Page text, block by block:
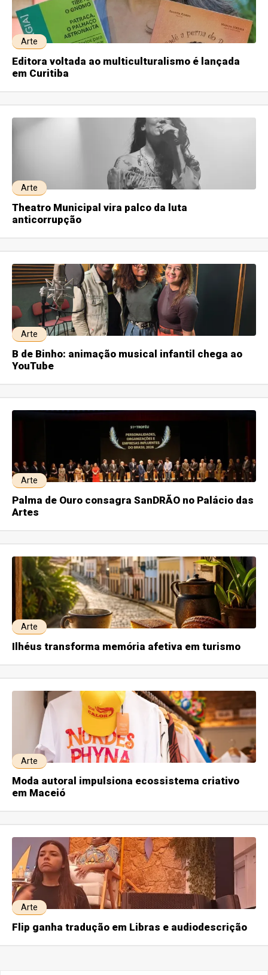
Arte
Editora voltada ao multiculturalismo é lançada
em Curitiba
Arte
Theatro Municipal vira palco da luta
anticorrupção
Arte
B de Binho: animação musical infantil chega ao
YouTube
Arte
Palma de Ouro consagra SanDRÃO no Palácio das
Artes
Arte
Ilhéus transforma memória afetiva em turismo
Arte
Moda autoral impulsiona ecossistema criativo
em Maceió
Arte
Flip ganha tradução em Libras e audiodescrição